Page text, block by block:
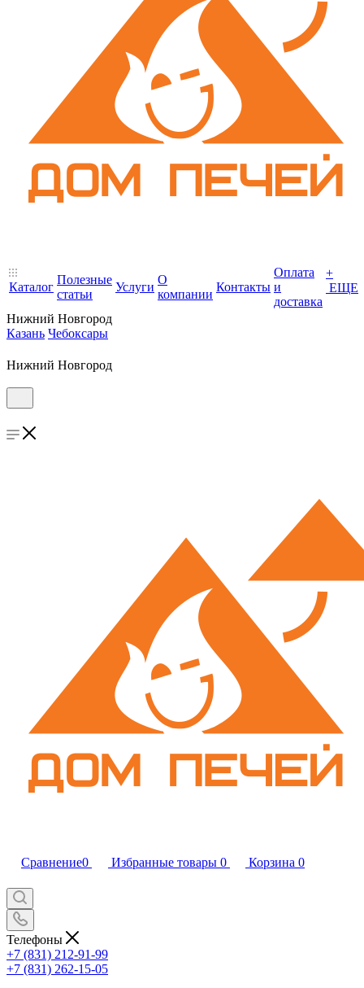
Каталог
Полезные
статьи
Услуги
О
компании
Контакты
Оплата
и
доставка
+
ЕЩЕ
Нижний Новгород
Казань Чебоксары
Нижний Новгород
Сравнение0 Избранные товары 0 Корзина 0
Телефоны
+7 (831) 212-91-99
+7 (831) 262-15-05